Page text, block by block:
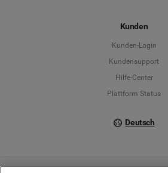
Kunden
Kunden-Login
Kundensupport
Hilfe-Center
Plattform Status
Deutsch